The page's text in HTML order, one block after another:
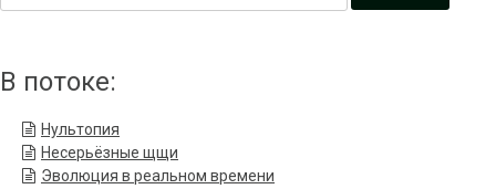
В потоке:
Нультопия
Несерьёзные щщи
Эволюция в реальном времени